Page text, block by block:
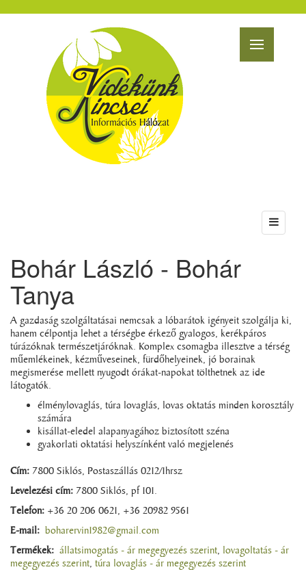
Bohár László - Bohár
Tanya
A gazdaság szolgáltatásai nemcsak a lóbarátok igényeit szolgálja ki,
hanem célpontja lehet a térségbe érkező gyalogos, kerékpáros
túrázóknak természetjáróknak. Komplex csomagba illesztve a térség
műemlékeinek, kézműveseinek, fürdőhelyeinek, jó borainak
megismerése mellett nyugodt órákat-napokat tölthetnek az ide
látogatók.
élménylovaglás, túra lovaglás, lovas oktatás minden korosztály
számára
kisállat-eledel alapanyagához biztosított széna
gyakorlati oktatási helyszínként való megjelenés
Cím: 7800 Siklós, Postaszállás 0212/1hrsz
Levelezési cím: 7800 Siklós, pf 101.
Telefon: +36 20 206 0621, +36 20982 9561
E-mail: boharervin1982@gmail.com
Termékek: állatsimogatás - ár megegyezés szerint, lovagoltatás - ár
megegyezés szerint, túra lovaglás - ár megegyezés szerint